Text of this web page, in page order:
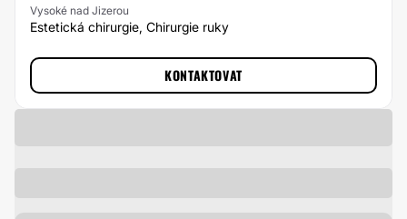
Vysoké nad Jizerou
Estetická chirurgie, Chirurgie ruky
KONTAKTOVAT